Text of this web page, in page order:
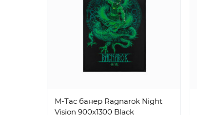
M-Tac банер Ragnarok Night
Vision 900x1300 Black